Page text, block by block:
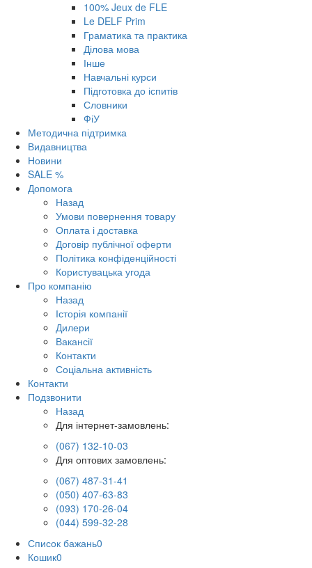
100% Jeux de FLE
Le DELF Prim
Граматика та практика
Ділова мова
Інше
Навчальні курси
Підготовка до іспитів
Словники
ФіУ
Методична підтримка
Видавництва
Новини
SALE %
Допомога
Назад
Умови повернення товару
Оплата і доставка
Договір публічної оферти
Політика конфіденційності
Користувацька угода
Про компанію
Назад
Історія компанії
Дилери
Вакансії
Контакти
Соціальна активність
Контакти
Подзвонити
Назад
Для інтернет-замовлень:
(067) 132-10-03
Для оптових замовлень:
(067) 487-31-41
(050) 407-63-83
(093) 170-26-04
(044) 599-32-28
Список бажань0
Кошик0